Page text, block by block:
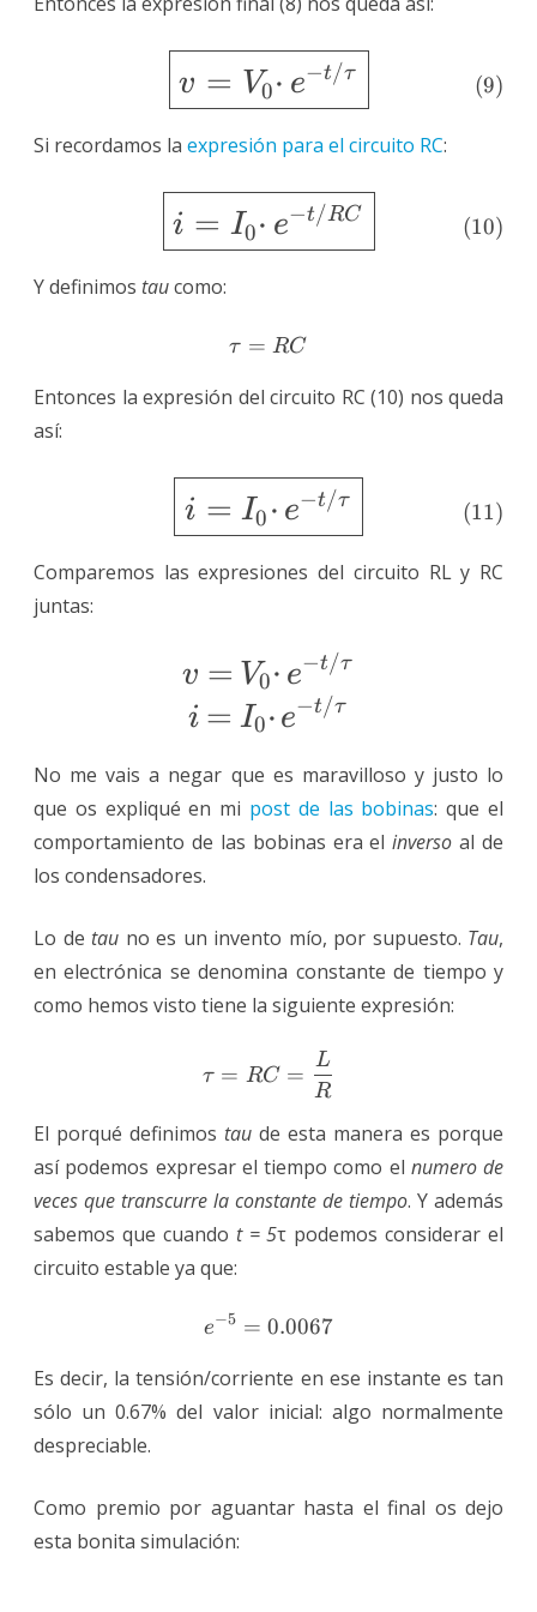
\tag{9} \Large
v = V0⋅ e−t/τ (9)
Si recordamos la expresión para el circuito RC:
\tag{10} \Large
i = I0⋅ e−t/RC (10)
Y definimos taucomo:
\tau=RC
τ = RC
Entonces la expresión del circuito RC (10) nos queda
así:
\tag{11} \Large
i = I0 ⋅ e−t/τ (11)
Comparemos las expresiones del circuito RL y RC
juntas:
\Large v=V_0·e^{-t/
v = V0⋅ e−t/τ
i = I0⋅ e−t/τ
No me vais a negar que es maravilloso y justo lo
que os expliqué en mi post de las bobinas: que el
comportamiento de las bobinas era elinverso al de
los condensadores.
Lo de tau no es un invento mío, por supuesto. Tau,
en electrónica se denomina constante de tiempo y
como hemos visto tiene la siguiente expresión:
\tau=RC=\frac{L}{R}
τ = RC =
R
L
El porqué definimos tau de esta manera es porque
así podemos expresar el tiempo como el numero de
veces que transcurre la constante de tiempo. Y además
sabemos que cuando t = 5τ podemos considerar el
circuito estable ya que:
e^{-5}=0.0067
e−5 = 0.0067
Es decir, la tensión/corriente en ese instante es tan
sólo un 0.67% del valor inicial: algo normalmente
despreciable.
Como premio por aguantar hasta el final os dejo
esta bonita simulación: